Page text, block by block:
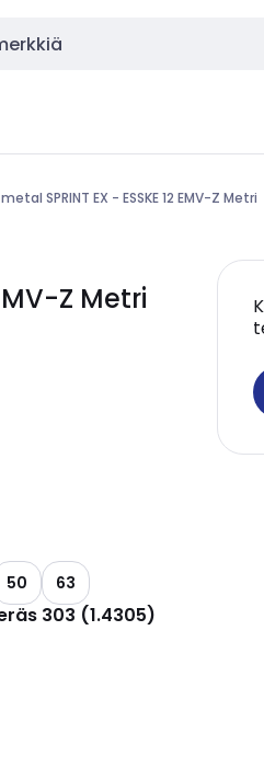
SPRINT EX - ESSKE 12 EMV-Z Metri
Z Metri
50 63
303 (1.4305)